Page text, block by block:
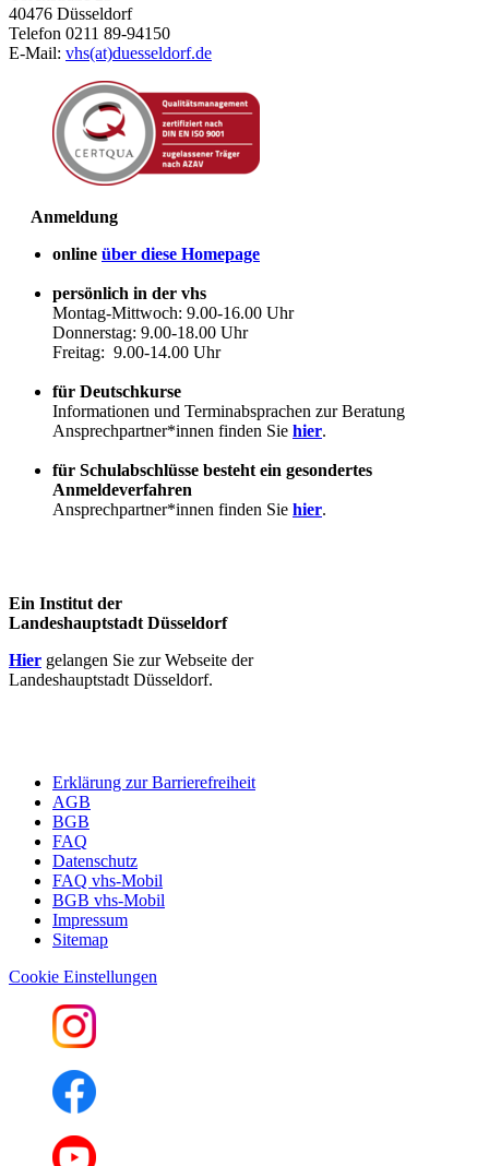
40476 Düsseldorf
Telefon 0211 89-94150
E-Mail: vhs(at)duesseldorf.de
Anmeldung
online über diese Homepage
persönlich in der vhs
Montag-Mittwoch: 9.00-16.00 Uhr
Donnerstag: 9.00-18.00 Uhr
Freitag: 9.00-14.00 Uhr
für Deutschkurse
Informationen und Terminabsprachen zur Beratung
Ansprechpartner*innen finden Sie hier.
für Schulabschlüsse besteht ein gesondertes
Anmeldeverfahren
Ansprechpartner*innen finden Sie hier.
Ein Institut der
Landeshauptstadt Düsseldorf
Hier gelangen Sie zur Webseite der
Landeshauptstadt Düsseldorf.
Erklärung zur Barrierefreiheit
AGB
BGB
FAQ
Datenschutz
FAQ vhs-Mobil
BGB vhs-Mobil
Impressum
Sitemap
Cookie Einstellungen